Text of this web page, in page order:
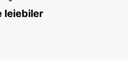
leiebiler